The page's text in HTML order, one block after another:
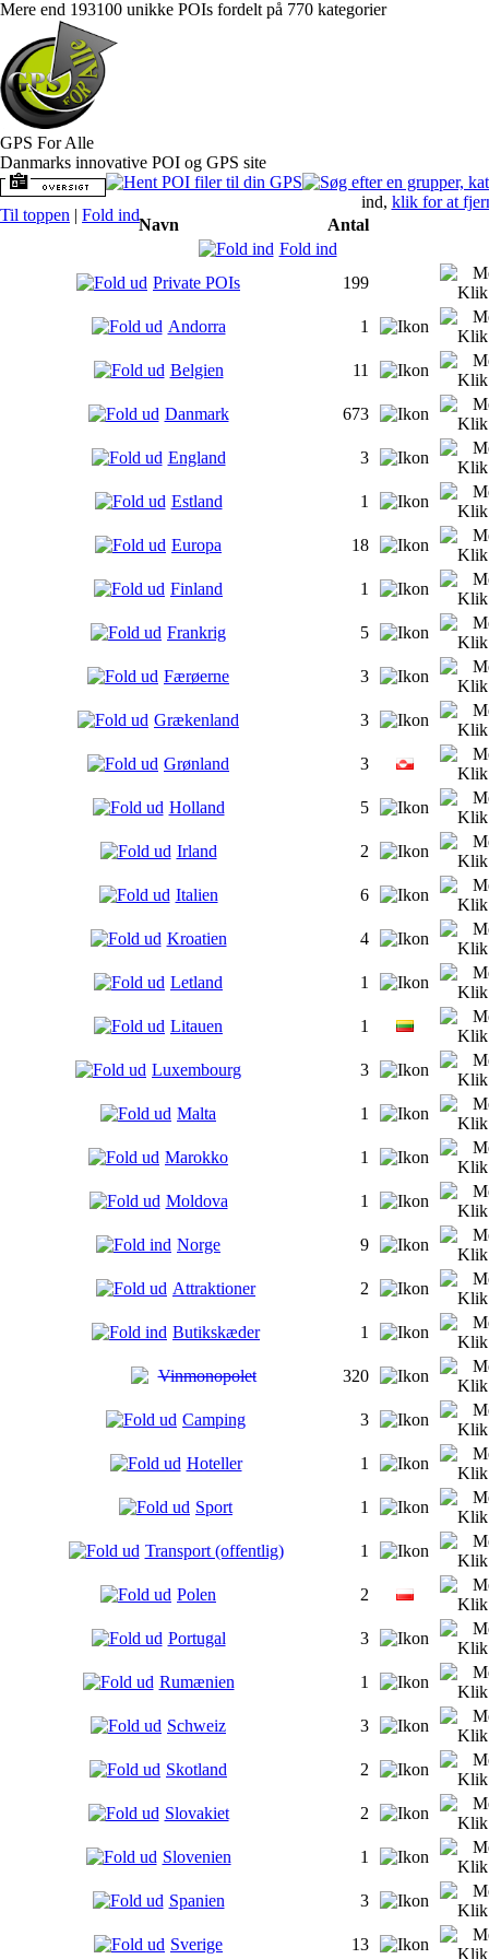
Mere end 193100 unikke POIs fordelt på 770 kategorier
GPS For Alle
Danmarks innovative POI og GPS site
ind, klik for at
Til toppen | Fold ind
Navn
Antal
Fold ind
Private POIs
199
Andorra 1
Belgien 11
Danmark 673
England 3
Estland 1
Europa 18
Finland 1
Frankrig 5
Færøerne 3
Grækenland 3
Grønland 3
Holland 5
Irland 2
Italien 6
Kroatien 4
Letland 1
Litauen 1
Luxembourg 3
Malta 1
Marokko 1
Moldova 1
Norge 9
Attraktioner 2
Butikskæder 1
Vinmonopolet 320
Camping 3
Hoteller 1
Sport 1
Transport (offentlig) 1
Polen 2
Portugal 3
Rumænien 1
Schweiz 3
Skotland 2
Slovakiet 2
Slovenien 1
Spanien 3
Sverige 13